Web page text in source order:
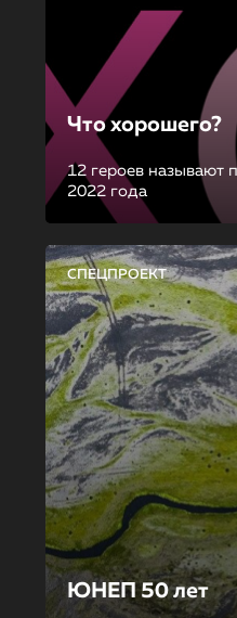
Что хорошего?
12 героев называют
2022 года
СПЕЦПРОЕКТ
ЮНЕП 50 лет